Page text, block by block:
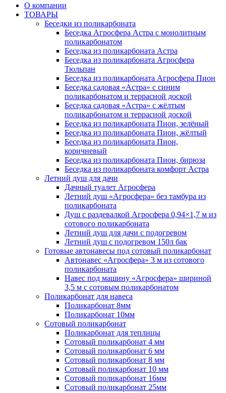
О компании
ТОВАРЫ
Беседки из поликарбоната
Беседка Агросфера Астра с монолитным
поликарбонатом
Беседка из поликарбоната Астра
Беседка из поликарбоната Агросфера
Тюльпан
Беседка из поликарбоната Агросфера Пион
Беседка садовая «Астра» с синим
поликарбонатом и террасной доской
Беседка садовая «Астра» с жёлтым
поликарбонатом и террасной доской
Беседка из поликарбоната Пион, зелёный
Беседка из поликарбоната Пион, жёлтый
Беседка из поликарбоната Пион,
коричневый
Беседка из поликарбоната Пион, бирюза
Беседка из поликарбоната комфорт Астра
Летний душ для дачи
Дачный туалет Агросфера
Летний душ «Агросфера» без тамбура из
поликарбоната
Душ с раздевалкой Агросфера 0,94×1,7 м из
сотового поликарбоната
Летний душ для дачи с подогревом
Летний душ с подогревом 150л бак
Готовые автонавесы под сотовый поликарбонат
Автонавес «Агросфера» 3 м из сотового
поликарбоната
Навес под машину «Агросфера» шириной
3,5 м с сотовым поликарбонатом
Поликарбонат для навеса
Поликарбонат 8мм
Поликарбонат 10мм
Сотовый поликарбонат
Поликарбонат для теплицы
Сотовый поликарбонат 4 мм
Сотовый поликарбонат 6 мм
Сотовый поликарбонат 8 мм
Сотовый поликарбонат 10 мм
Сотовый поликарбонат 16мм
Сотовый поликарбонат 25мм